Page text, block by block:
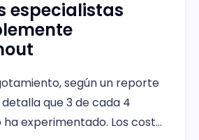
especialistas
según un reporte
que 3 de cada 4
experimentado. Los costos